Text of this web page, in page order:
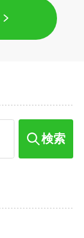
検索